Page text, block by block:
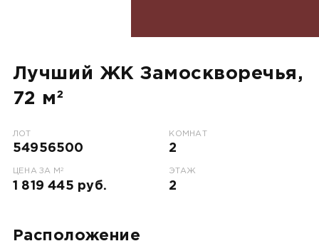
Лучший ЖК Замоскворечья,
72 м²
ЛОТ
54956500
КОМНАТ
2
ЦЕНА ЗА М 2
1 819 445 руб.
ЭТАЖ
2
Расположение